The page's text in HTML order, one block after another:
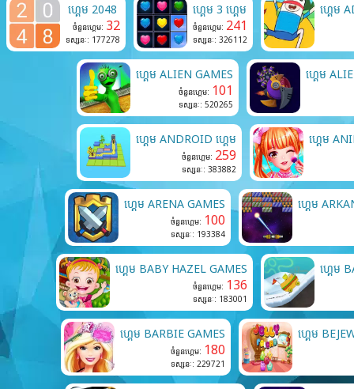
ហ្គេម 2048
ចំនួនហ្គេម: 32
ទស្សនៈ: 177278
ហ្គេម 3 ហ្គេម
ចំនួនហ្គេម: 241
ទស្សនៈ: 326112
ហ្គេម
ហ្គេម ALIEN GAMES
ចំនួនហ្គេម: 101
ទស្សនៈ: 520265
ហ្គេម
ហ្គេម ANDROID ហ្គេម
ចំនួនហ្គេម: 259
ទស្សនៈ: 383882
ហ្គេម
ហ្គេម ARENA GAMES
ចំនួនហ្គេម: 100
ទស្សនៈ: 193384
ហ្គេម
ហ្គេម BABY HAZEL GAMES
ចំនួនហ្គេម: 136
ទស្សនៈ: 183001
ហ្គេម
ហ្គេម BARBIE GAMES
ចំនួនហ្គេម: 180
ទស្សនៈ: 229721
ហ្គេម